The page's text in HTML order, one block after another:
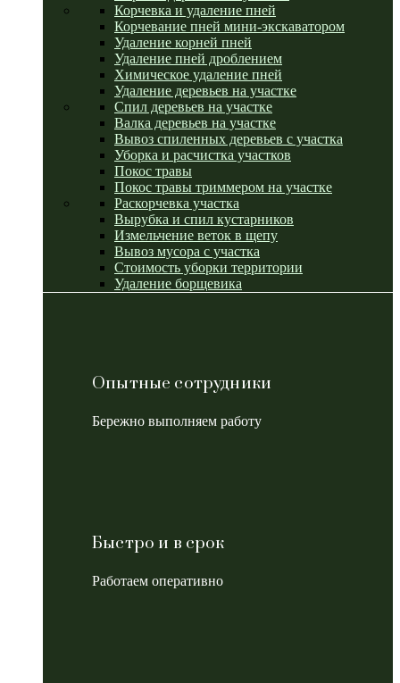
Корчевка и удаление пней
Корчевание пней мини-экскаватором
Удаление корней пней
Удаление пней дроблением
Химическое удаление пней
Удаление деревьев на участке
Спил деревьев на участке
Валка деревьев на участке
Вывоз спиленных деревьев с участка
Уборка и расчистка участков
Покос травы
Покос травы триммером на участке
Раскорчевка участка
Вырубка и спил кустарников
Измельчение веток в щепу
Вывоз мусора с участка
Стоимость уборки территории
Удаление борщевика
Опытные сотрудники
Бережно выполняем работу
Быстро и в срок
Работаем оперативно